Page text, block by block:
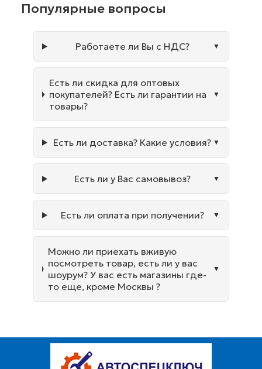
Популярные вопросы
Работаете ли Вы с НДС?
Есть ли скидка для оптовых
покупателей? Есть ли гарантии на
товары?
Есть ли доставка? Какие условия?
Есть ли у Вас самовывоз?
Есть ли оплата при получении?
Можно ли приехать вживую
посмотреть товар, есть ли у вас
шоурум? У вас есть магазины где-
то еще, кроме Москвы ?